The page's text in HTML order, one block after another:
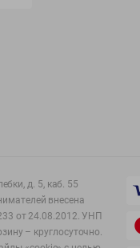
д. 5, каб. 55
внесена
от 24.08.2012. УНП
– круглосуточно.